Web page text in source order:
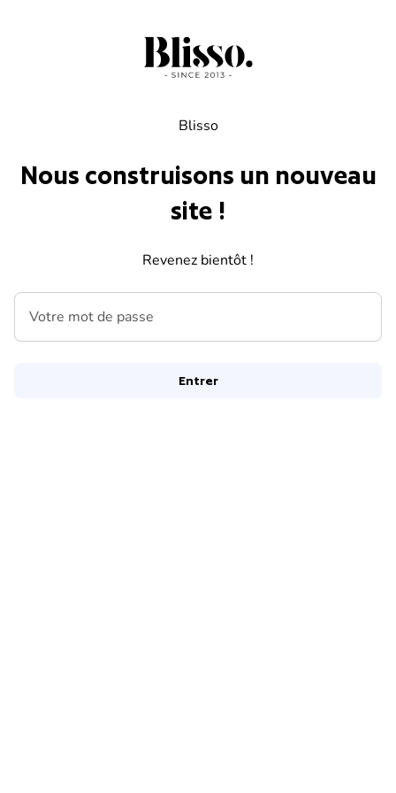
Blisso
Nous construisons un nouveau
site !
Revenez bientôt !
Votre mot de passe
Entrer